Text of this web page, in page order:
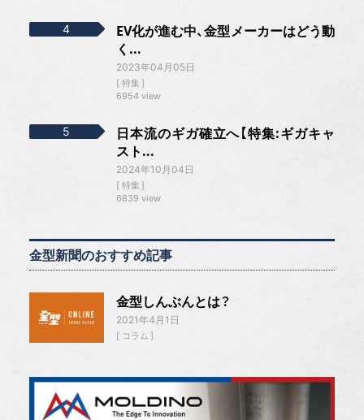
EV化が進む中、金型メーカーはどう動
く...
2023年04月05日
特集
6954 view
日本流のギガ確立へ【特集:ギガキャ
スト...
2024年10月04日
特集
6839 view
金型新聞のおすすめ記事
金型しんぶんとは？
2021年4月1日
コラム